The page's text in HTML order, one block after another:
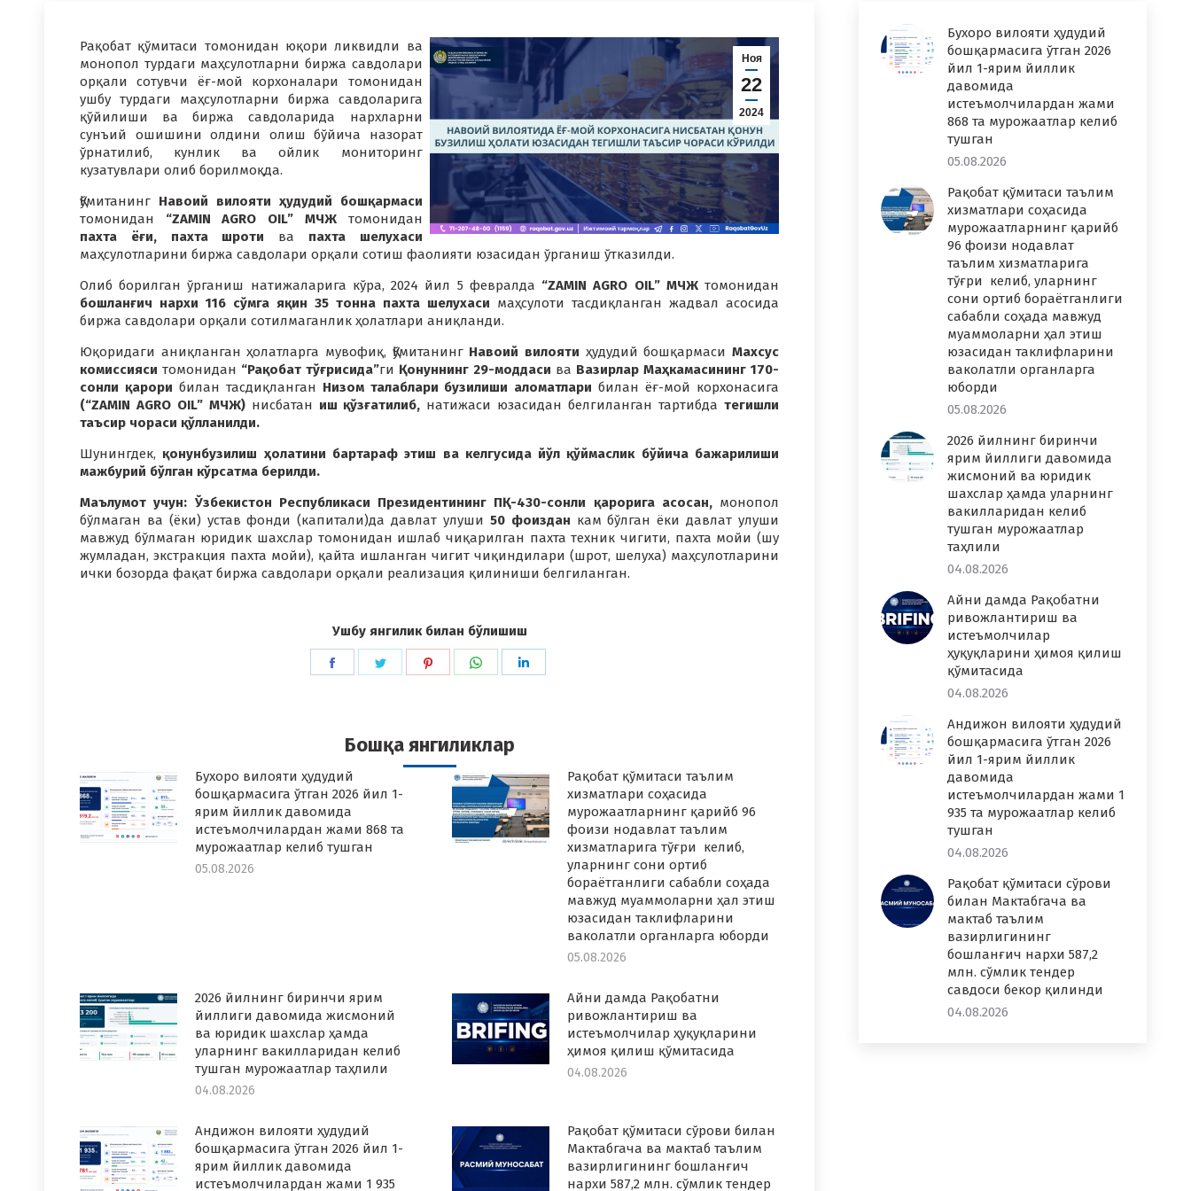
Ноя
22
2024
Рақобат қўмитаси томонидан юқори ликвидли ва
монопол турдаги маҳсулотларни биржа савдолари
орқали сотувчи ёғ-мой корхоналари томонидан
ушбу турдаги маҳсулотларни биржа савдоларига
қўйилиши ва биржа савдоларида нархларни
сунъий ошишини олдини олиш бўйича назорат
ўрнатилиб, кунлик ва ойлик мониторинг
кузатувлари олиб борилмоқда.
Қўмитанинг Навоий вилояти ҳудудий бошқармаси
томонидан “ZAMIN AGRO OIL” МЧЖтомонидан
пахта ёғи, пахта шроти ва пахта шелухаси
маҳсулотларини биржа савдолари орқали сотиш фаолияти юзасидан ўрганиш ўтказилди.
Олиб борилган ўрганиш натижаларига кўра, 2024 йил 5 февралда “ZAMIN AGRO OIL” МЧЖтомонидан
бошланғич нархи 116 сўмга яқин 35 тонна пахта шелухаси маҳсулоти тасдиқланган жадвал асосида
биржа савдолари орқали сотилмаганлик ҳолатлари аниқланди.
Юқоридаги аниқланган ҳолатларга мувофиқ, Қўмитанинг Навоий вилояти ҳудудий бошқармаси Махсус
комиссияси томонидан “Рақобат тўғрисида”ги Қонуннинг 29-моддаси ва Вазирлар Маҳкамасининг 170-
сонли қарори билан тасдиқланган Низом талаблари бузилиши аломатлари билан ёғ-мой корхонасига
(“ZAMIN AGRO OIL” МЧЖ)нисбатан иш қўзғатилиб, натижаси юзасидан белгиланган тартибдатегишли
таъсир чораси қўлланилди.
Шунингдек, қонунбузилиш ҳолатини бартараф этиш ва келгусида йўл қўймаслик бўйича бажарилиши
мажбурий бўлган кўрсатма берилди.
Маълумот учун: Ўзбекистон Республикаси Президентининг ПҚ-430-сонли қарорига асосан,монопол
бўлмаган ва (ёки) устав фонди (капитали)да давлат улуши 50 фоиздан кам бўлган ёки давлат улуши
мавжуд бўлмаган юридик шахслар томонидан ишлаб чиқарилган пахта техник чигити, пахта мойи (шу
жумладан, экстракция пахта мойи), қайта ишланган чигит чиқиндилари (шрот, шелуха) маҳсулотларини
ички бозорда фақат биржа савдолари орқали реализация қилиниши белгиланган.
Ушбу янгилик билан бўлишиш
Share
Share
Share
Share
Бошқа янгиликлар
Бухоро вилояти ҳудудий
бошқармасига ўтган 2026 йил 1-
ярим йиллик давомида
истеъмолчилардан жами 868 та
мурожаатлар келиб тушган
05.08.2026
Рақобат қўмитаси таълим
хизматлари соҳасида
мурожаатларнинг қарийб 96
фоизи нодавлат таълим
хизматларига тўғри келиб,
уларнинг сони ортиб
бораётганлиги сабабли соҳада
мавжуд муаммоларни ҳал этиш
юзасидан таклифларини
ваколатли органларга юборди
05.08.2026
2026 йилнинг биринчи ярим
йиллиги давомида жисмоний
ва юридик шахслар ҳамда
уларнинг вакилларидан келиб
тушган мурожаатлар таҳлили
04.08.2026
Айни дамда Рақобатни
ривожлантириш ва
истеъмолчилар ҳуқуқларини
ҳимоя қилиш қўмитасида
04.08.2026
Андижон вилояти ҳудудий
бошқармасига ўтган 2026 йил 1-
ярим йиллик давомида
истеъмолчилардан жами 1 935
Рақобат қўмитаси сўрови билан
Мактабгача ва мактаб таълим
вазирлигининг бошланғич
нархи 587,2 млн. сўмлик тендер
Бухоро вилояти ҳудудий
бошқармасига ўтган 2026
йил 1-ярим йиллик
давомида
истеъмолчилардан жами
868 та мурожаатлар келиб
тушган
05.08.2026
Рақобат қўмитаси таълим
хизматлари соҳасида
мурожаатларнинг қарийб
96 фоизи нодавлат
таълим хизматларига
тўғри келиб, уларнинг
сони ортиб бораётганлиги
сабабли соҳада мавжуд
муаммоларни ҳал этиш
юзасидан таклифларини
ваколатли органларга
юборди
05.08.2026
2026 йилнинг биринчи
ярим йиллиги давомида
жисмоний ва юридик
шахслар ҳамда уларнинг
вакилларидан келиб
тушган мурожаатлар
таҳлили
04.08.2026
Айни дамда Рақобатни
ривожлантириш ва
истеъмолчилар
ҳуқуқларини ҳимоя қилиш
қўмитасида
04.08.2026
Андижон вилояти ҳудудий
бошқармасига ўтган 2026
йил 1-ярим йиллик
давомида
истеъмолчилардан жами 1
935 та мурожаатлар келиб
тушган
04.08.2026
Рақобат қўмитаси сўрови
билан Мактабгача ва
мактаб таълим
вазирлигининг
бошланғич нархи 587,2
млн. сўмлик тендер
савдоси бекор қилинди
04.08.2026